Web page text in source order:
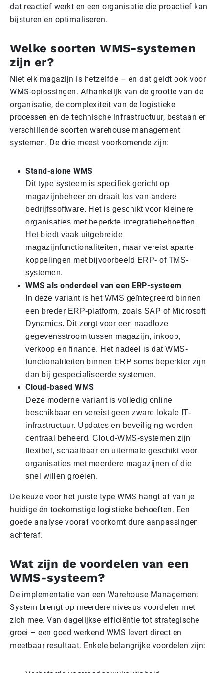
dat reactief werkt en een organisatie die proactief kan
bijsturen en optimaliseren.
Welke soorten WMS-systemen
zijn er?
Niet elk magazijn is hetzelfde – en dat geldt ook voor
WMS-oplossingen. Afhankelijk van de grootte van de
organisatie, de complexiteit van de logistieke
processen en de technische infrastructuur, bestaan er
verschillende soorten warehouse management
systemen. De drie meest voorkomende zijn:
Stand-alone WMS
Dit type systeem is specifiek gericht op
magazijnbeheer en draait los van andere
bedrijfssoftware. Het is geschikt voor kleinere
organisaties met beperkte integratiebehoeften.
Het biedt vaak uitgebreide
magazijnfunctionaliteiten, maar vereist aparte
koppelingen met bijvoorbeeld ERP- of TMS-
systemen.
WMS als onderdeel van een ERP-systeem
In deze variant is het WMS geïntegreerd binnen
een breder ERP-platform, zoals SAP of Microsoft
Dynamics. Dit zorgt voor een naadloze
gegevensstroom tussen magazijn, inkoop,
verkoop en finance. Het nadeel is dat WMS-
functionaliteiten binnen ERP soms beperkter zijn
dan bij gespecialiseerde systemen.
Cloud-based WMS
Deze moderne variant is volledig online
beschikbaar en vereist geen zware lokale IT-
infrastructuur. Updates en beveiliging worden
centraal beheerd. Cloud-WMS-systemen zijn
flexibel, schaalbaar en uitermate geschikt voor
organisaties met meerdere magazijnen of die
snel willen groeien.
De keuze voor het juiste type WMS hangt af van je
huidige én toekomstige logistieke behoeften. Een
goede analyse vooraf voorkomt dure aanpassingen
achteraf.
Wat zijn de voordelen van een
WMS-systeem?
De implementatie van een Warehouse Management
System brengt op meerdere niveaus voordelen met
zich mee. Van dagelijkse efficiëntie tot strategische
groei – een goed werkend WMS levert direct en
meetbaar resultaat. Enkele belangrijke voordelen zijn: